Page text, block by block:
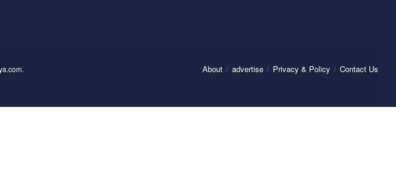
About advertise Privacy & Policy Contact Us
.